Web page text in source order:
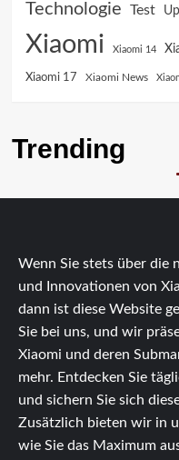
Technologie Test
Xiaomi Xiaomi 14
Xiaomi 17 Xiaomi News
Trending
Wenn Sie stets über die
und Innovationen von
dann ist diese Website
Sie bei uns, und wir
Xiaomi und deren
mehr. Entdecken Sie
und sichern Sie sich
Zusätzlich bieten wir in
wie Sie das Maximum